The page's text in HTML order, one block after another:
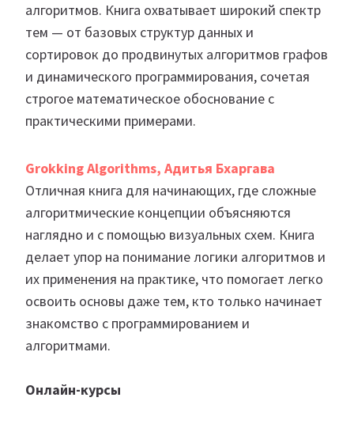
алгоритмов. Книга охватывает широкий спектр
тем — от базовых структур данных и
сортировок до продвинутых алгоритмов графов
и динамического программирования, сочетая
строгое математическое обоснование с
практическими примерами.
Grokking Algorithms, Адитья Бхаргава
Отличная книга для начинающих, где сложные
алгоритмические концепции объясняются
наглядно и с помощью визуальных схем. Книга
делает упор на понимание логики алгоритмов и
их применения на практике, что помогает легко
освоить основы даже тем, кто только начинает
знакомство с программированием и
алгоритмами.
Онлайн-курсы